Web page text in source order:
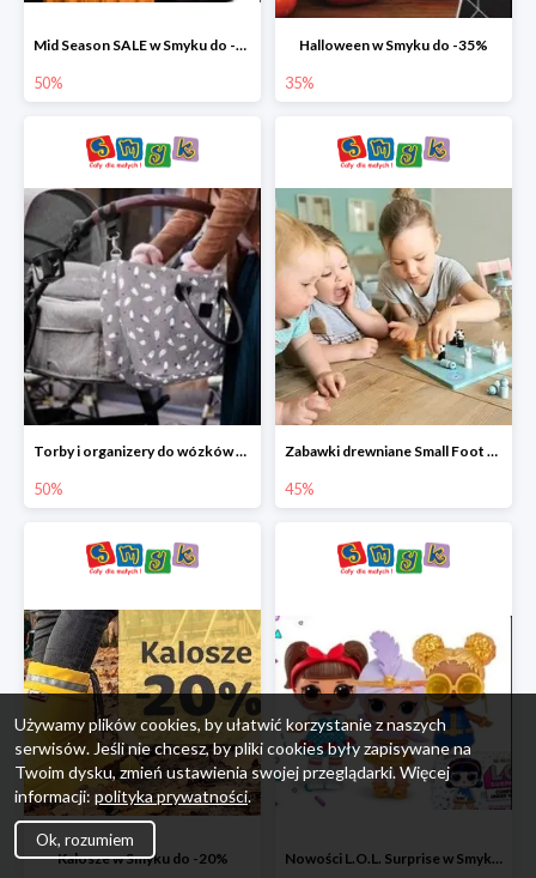
Mid Season SALE w Smyku do -50%
50%
Halloween w Smyku do -35%
35%
Torby i organizery do wózków w Smyku do -50%
50%
Zabawki drewniane Small Foot do -45%
45%
Kalosze w Smyku do -20% Nowości L.O.L. Surprise w Smyku do -45%
Używamy plików cookies, by ułatwić korzystanie z naszych
serwisów. Jeśli nie chcesz, by pliki cookies były zapisywane na
Twoim dysku, zmień ustawienia swojej przeglądarki. Więcej
informacji: polityka prywatności.
Ok, rozumiem